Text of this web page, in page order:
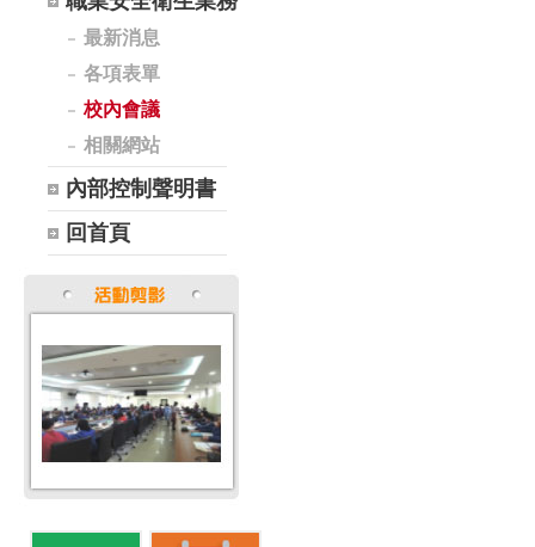
最新消息
各項表單
校內會議
相關網站
內部控制聲明書
回首頁